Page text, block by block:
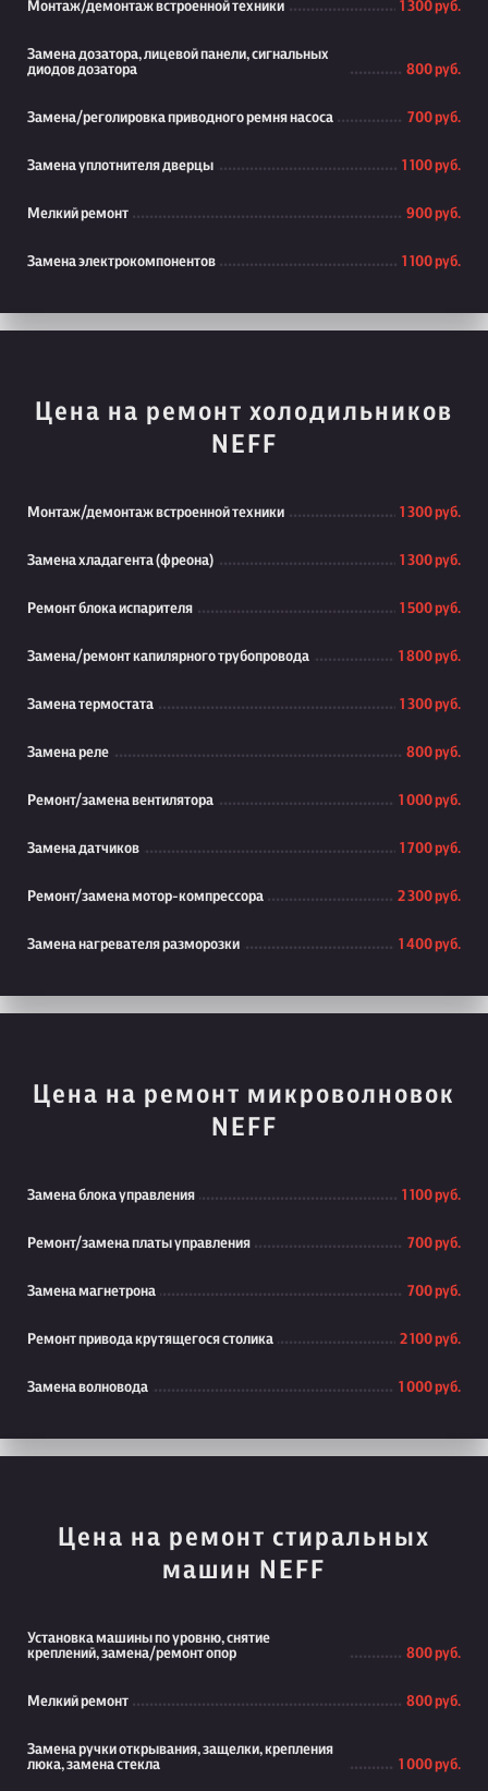
Монтаж/демонтаж встроенной техники 1 300 руб.
Замена дозатора, лицевой панели, сигнальных
диодов дозатора
800 руб.
Замена/реголировка приводного ремня насоса 700 руб.
Замена уплотнителя дверцы 1 100 руб.
Мелкий ремонт 900 руб.
Замена электрокомпонентов 1 100 руб.
Цена на ремонт холодильников
NEFF
Монтаж/демонтаж встроенной техники 1 300 руб.
Замена хладагента (фреона) 1 300 руб.
Ремонт блока испарителя 1 500 руб.
Замена/ремонт капилярного трубопровода 1 800 руб.
Замена термостата 1 300 руб.
Замена реле 800 руб.
Ремонт/замена вентилятора 1 000 руб.
Замена датчиков 1 700 руб.
Ремонт/замена мотор-компрессора 2 300 руб.
Замена нагревателя разморозки 1 400 руб.
Цена на ремонт микроволновок
NEFF
Замена блока управления 1 100 руб.
Ремонт/замена платы управления 700 руб.
Замена магнетрона 700 руб.
Ремонт привода крутящегося столика 2 100 руб.
Замена волновода 1 000 руб.
Цена на ремонт стиральных
машин NEFF
Установка машины по уровню, снятие
креплений, замена/ремонт опор
800 руб.
Мелкий ремонт 800 руб.
Замена ручки открывания, защелки, крепления
люка, замена стекла
1 000 руб.